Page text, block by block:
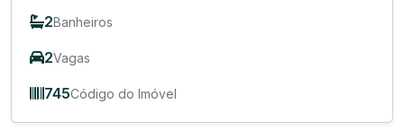
2Banheiros
2Vagas
745Código do Imóvel